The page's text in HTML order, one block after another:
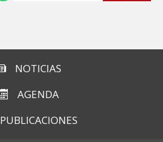
NOTICIAS
AGENDA
PUBLICACIONES